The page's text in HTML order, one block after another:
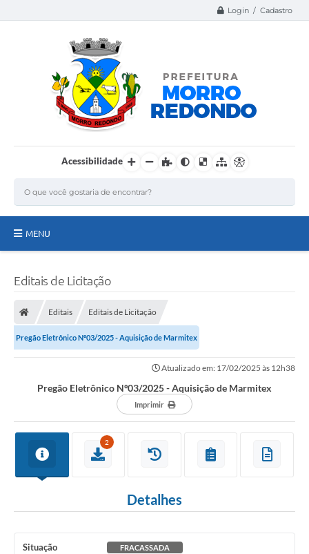
Login / Cadastro
Acessibilidade
MENU
Secretarias
Contas Públicas
Serviço de Inspeção Municipal - SIM
Contratos
Esportes
Editais de Licitação
Editais Editais de Licitação
Pregão Eletrônico Nº03/2025 - Aquisição de Marmitex
Atualizado em: 17/02/2025 às 12h38
Pregão Eletrônico Nº03/2025 - Aquisição de Marmitex
Imprimir
2
Detalhes
Situação FRACASSADA